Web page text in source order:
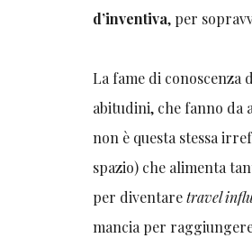
d’inventiva, per
La fame di conoscenza
abitudini, che fanno da
non è questa stessa
spazio) che alimenta
per diventaretravel
mancia per